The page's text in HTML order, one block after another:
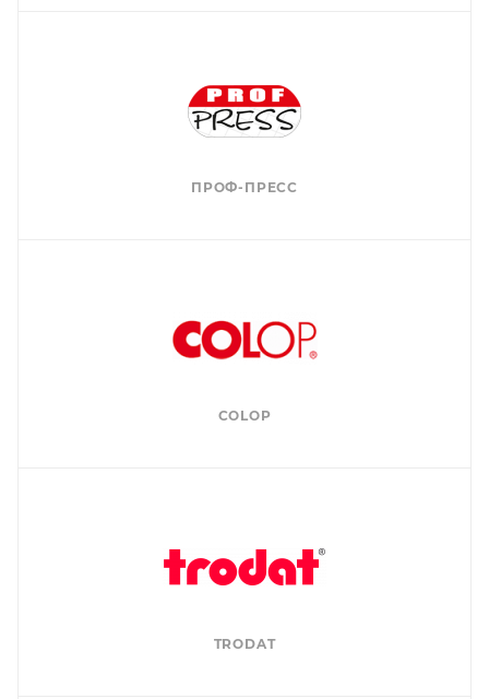
ПРОФ-ПРЕСС
COLOP
TRODAT